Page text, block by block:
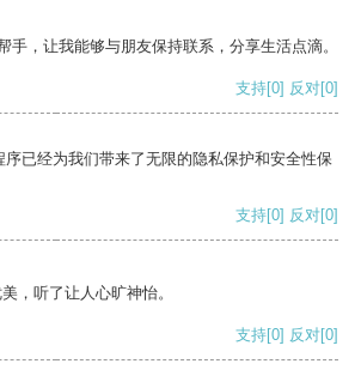
手，让我能够与朋友保持联系，分享生活点滴。
支持[0] 反对[0]
已经为我们带来了无限的隐私保护和安全性保
支持[0] 反对[0]
，听了让人心旷神怡。
支持[0] 反对[0]